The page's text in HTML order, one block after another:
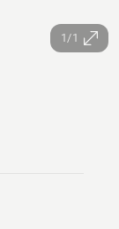
1/1